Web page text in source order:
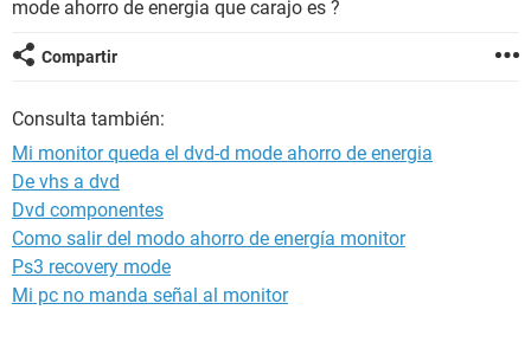
mode ahorro de energia que carajo es ?
Compartir
Consulta también:
Mi monitor queda el dvd-d mode ahorro de energia
De vhs a dvd
Dvd componentes
Como salir del modo ahorro de energía monitor
Ps3 recovery mode
Mi pc no manda señal al monitor